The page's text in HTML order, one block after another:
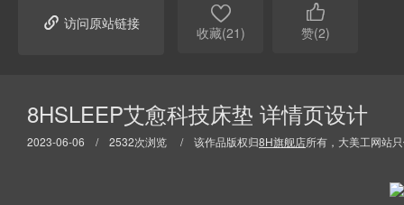
 访问原站链接 
收藏(21)

赞(2)
8HSLEEP艾愈科技床垫 详情页设计
2023-06-06 / 2532次浏览 / 该作品版权归8H旗舰店所有，大美工网站